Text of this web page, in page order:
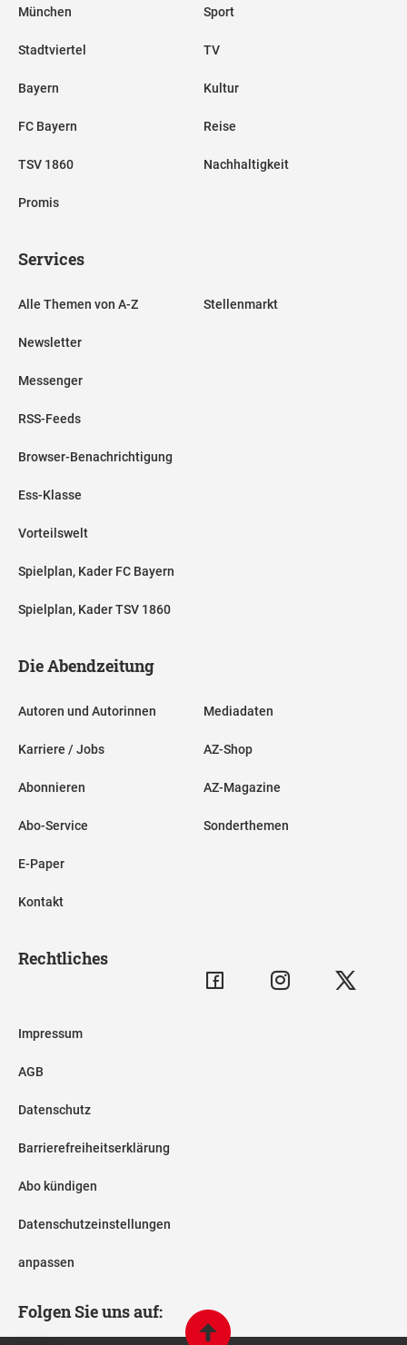
München
Stadtviertel
Bayern
FC Bayern
TSV 1860
Promis
Sport
TV
Kultur
Reise
Nachhaltigkeit
Services
Alle Themen von A-Z
Newsletter
Messenger
RSS-Feeds
Browser-Benachrichtigung
Ess-Klasse
Vorteilswelt
Spielplan, Kader FC Bayern
Spielplan, Kader TSV 1860
Stellenmarkt
Die Abendzeitung
Autoren und Autorinnen
Karriere / Jobs
Abonnieren
Abo-Service
E-Paper
Kontakt
Mediadaten
AZ-Shop
AZ-Magazine
Sonderthemen
Rechtliches
Impressum
AGB
Datenschutz
Barrierefreiheitserklärung
Abo kündigen
Datenschutzeinstellungen
anpassen
Folgen Sie uns auf: